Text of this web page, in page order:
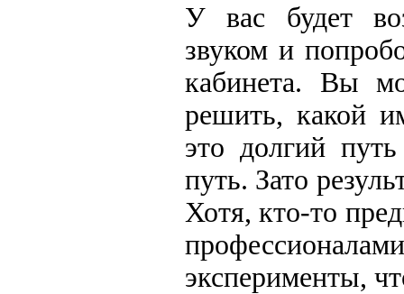
У вас будет
звуком и
кабинета. Вы
решить, какой
это долгий
путь. Зато
Хотя, кто-то
эксперименты,